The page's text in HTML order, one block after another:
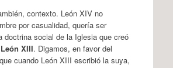
contexto. León XIV no
por casualidad, quería ser
doctrina social de la Iglesia que creó
León XIII. Digamos, en favor del
cuando León XIII escribió la suya,